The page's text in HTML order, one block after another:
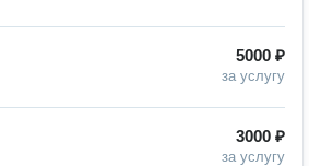
5000 ₽
за услугу
3000 ₽
за услугу